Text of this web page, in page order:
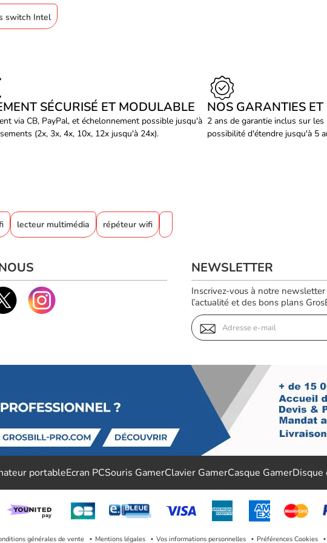
switch Intel
SÉCURISÉ ET MODULABLE
via CB, PayPal, et échelonnement possible jusqu'à
(2x, 3x, 4x, 10x, 12x jusqu'à 24x).
NOS GARANTIES ET
2 ans de garantie inclus sur
possibilité d'étendre jusqu'à 5
lecteur multimédia répéteur wifi
NEWSLETTER
Inscrivez-vous à notre
l’actualité et des bons plans
portableEcran PCSouris GamerClavier GamerCasque GamerDisque
générales de vente Mentions légales Vos informations personnelles Préférences Cookies